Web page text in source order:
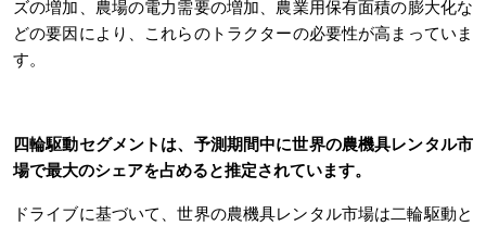
ズの増加、農場の電力需要の増加、農業用保有面積の膨大化な
どの要因により、これらのトラクターの必要性が高まっていま
す。
四輪駆動セグメントは、予測期間中に世界の農機具レンタル市
場で最大のシェアを占めると推定されています。
ドライブに基づいて、世界の農機具レンタル市場は二輪駆動と